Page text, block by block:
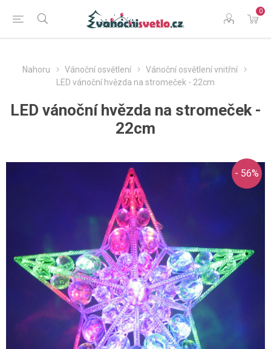
0
Nahoru Vánoční osvětlení
Vánoční osvětlení vnitřní
LED vánoční hvězda na stromeček - 22cm
LED vánoční hvězda na stromeček -
22cm
- 56%